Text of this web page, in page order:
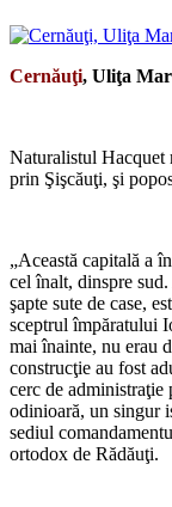
Cernăuţi, Uliţa
Naturalistul Hacquet
prin Şişcăuţi, şi
„Această capitală a
cel înalt, dinspre sud.
şapte sute de case,
sceptrul împăratului
mai înainte, nu erau
construcţie au fost
cerc de administraţie
odinioară, un singur
sediul
ortodox de Rădăuţi.